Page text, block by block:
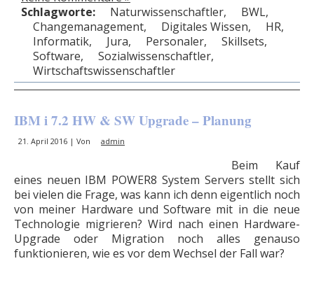
Schlagworte:
­Naturwissenschaftler, BWL,
Changemanagement, Digitales Wissen, HR,
Informatik, Jura, Personaler, Skillsets,
Software, Sozialwissenschaftler,
Wirtschaftswissenschaftler
IBM i 7.2 HW & SW Upgrade – Planung
21. April 2016 | Von admin
Beim Kauf
eines neuen IBM POWER8 System Servers stellt sich
bei vielen die Frage, was kann ich denn ­eigentlich noch
von meiner Hardware und Software mit in die neue
Technologie migrieren? Wird nach einen Hardware-
Upgrade oder Migration noch alles genauso
funktionieren, wie es vor dem Wechsel der Fall war?